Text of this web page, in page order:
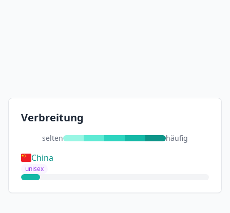
Verbreitung
selten häufig
China
unisex